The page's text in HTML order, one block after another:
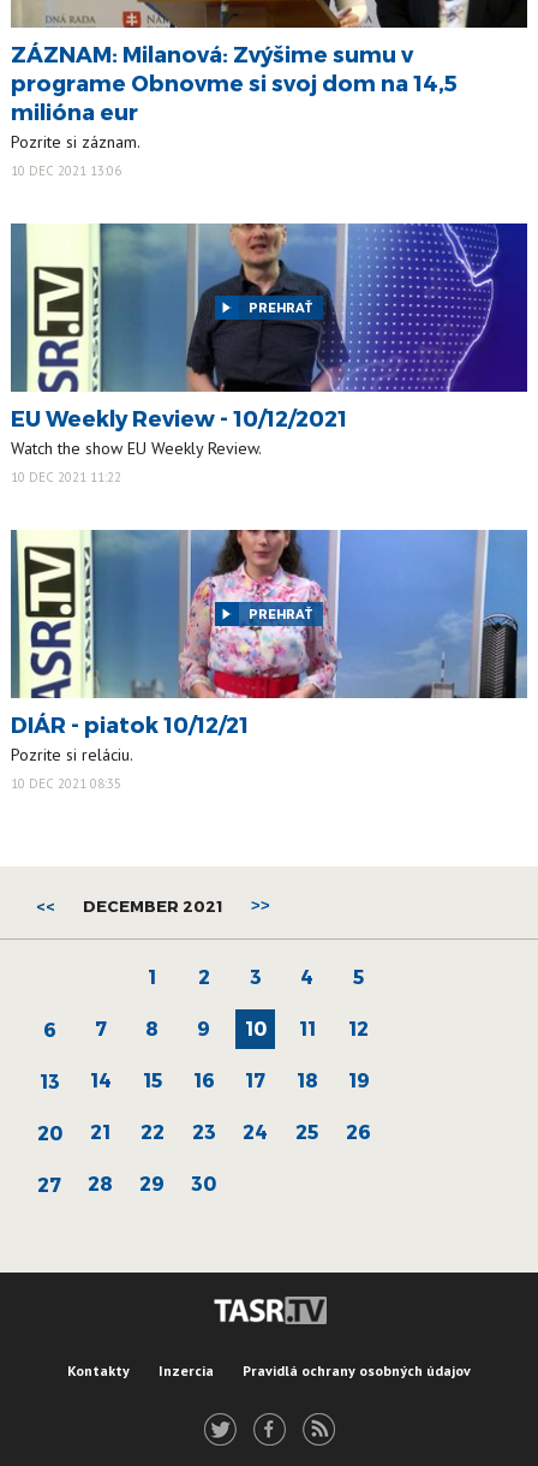
ZÁZNAM: Milanová: Zvýšime sumu v
programe Obnovme si svoj dom na 14,5
milióna eur
Pozrite si záznam.
10 DEC 2021 13:06
PREHRAŤ
EU Weekly Review - 10/12/2021
Watch the show EU Weekly Review.
10 DEC 2021 11:22
PREHRAŤ
DIÁR - piatok 10/12/21
Pozrite si reláciu.
10 DEC 2021 08:35
<< DECEMBER 2021 >>
1 2 3 4 5
6 7 8 9 10 11 12
13 14 15 16 17 18 19
20 21 22 23 24 25 26
27 28 29 30
Kontakty Inzercia Pravidlá ochrany osobných údajov